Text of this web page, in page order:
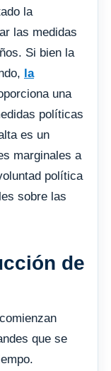
la
las medidas
Si bien la
la
una
políticas
es un
marginales a
política
sobre las
de
que se